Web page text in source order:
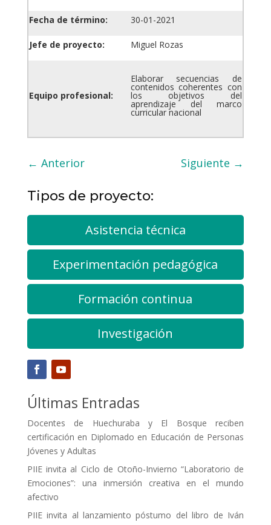
Fecha de término: 30-01-2021
Jefe de proyecto: Miguel Rozas
Equipo profesional:
Elaborar secuencias de
contenidos coherentes con
los objetivos del
aprendizaje del marco
curricular nacional
← Anterior Siguiente →
Tipos de proyecto:
Asistencia técnica
Experimentación pedagógica
Formación continua
Investigación
Últimas Entradas
Docentes de Huechuraba y El Bosque reciben
certificación en Diplomado en Educación de Personas
Jóvenes y Adultas
PIIE invita al Ciclo de Otoño-Invierno “Laboratorio de
Emociones”: una inmersión creativa en el mundo
afectivo
PIIE invita al lanzamiento póstumo del libro de Iván